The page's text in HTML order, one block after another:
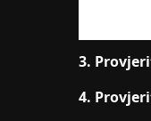
3.
4.